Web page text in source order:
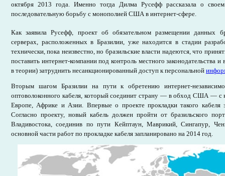
октября 2013 года. Именно тогда Дилма Русефф рассказала о
последовательную борьбу с монополией США в интернет-сфере.
Как заявила Русефф, проект об обязательном размещении данных
серверах, расположенных в Бразилии, уже находится в стадии
технически, пока неизвестно, но бразильские власти надеются, что
поставить интернет-компании под контроль местного законодательства
в теории) затруднить несанкционированный доступ к персональной
Вторым шагом Бразилии на пути к обретению интернет-
оптоволоконного кабеля, который соединит страну — в обход США — с
Европе, Африке и Азии. Впервые о проекте прокладки такого кабеля
Согласно проекту, новый кабель должен пройти от бразильского
Владивостока, соединив по пути Кейптаун, Маврикий, Сингапур,
основной части работ по прокладке кабеля запланировано на 2014 год.